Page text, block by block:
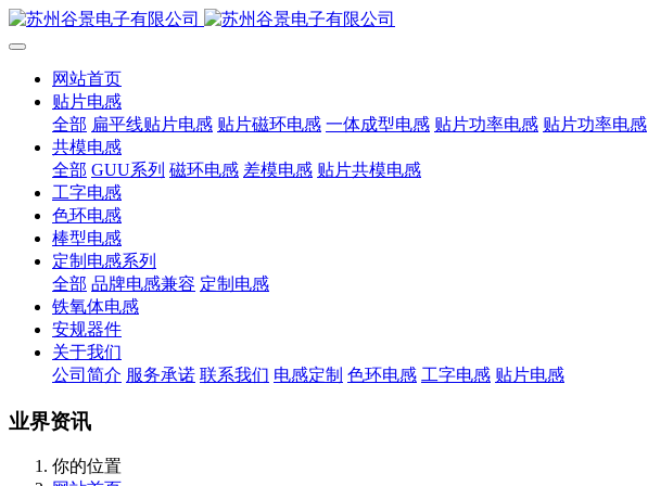
网站首页
贴片电感
全部 扁平线贴片电感 贴片磁环电感 一体成型电感 贴片功率电感 贴片功率电感
共模电感
全部 GUU系列 磁环电感 差模电感 贴片共模电感
工字电感
色环电感
棒型电感
定制电感系列
全部 品牌电感兼容 定制电感
铁氧体电感
安规器件
关于我们
公司简介 服务承诺 联系我们 电感定制 色环电感 工字电感 贴片电感
业界资讯
你的位置